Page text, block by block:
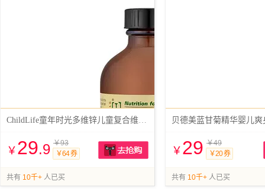
ChildLife童年时光多维锌儿童复合维生素
￥ 29.9 ￥93
￥64 券
共有 10千+ 人已买
贝德美蓝甘菊精华婴儿爽
￥ 29 ￥49
￥20 券
共有 10千+ 人已买